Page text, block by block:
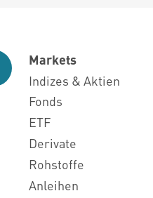
Markets
Indizes & Aktien
Fonds
ETF
Derivate
Rohstoffe
Anleihen